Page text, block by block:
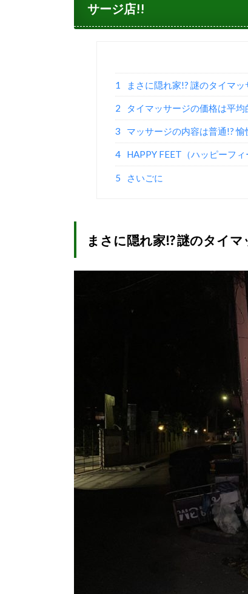
サージ店!!
1 まさに隠れ家!? 謎のタイマ
2 タイマッサージの価格は平均
3 マッサージの内容は普通!?
4 HAPPY FEET（ハッピーフ
5 さいごに
まさに隠れ家!? 謎のタイ